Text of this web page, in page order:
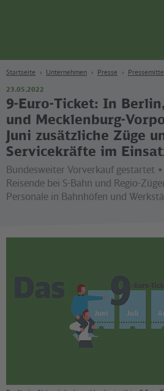
Startseite Unternehmen Presse
23.05.2022
9-Euro-Ticket: In
und Mecklenburg-
Juni zusätzliche Züge
Servicekräfte im
Bundesweiter Vorverkauf gestartet
Reisende bei S-Bahn und Regio-
Personale in Bahnhöfen und